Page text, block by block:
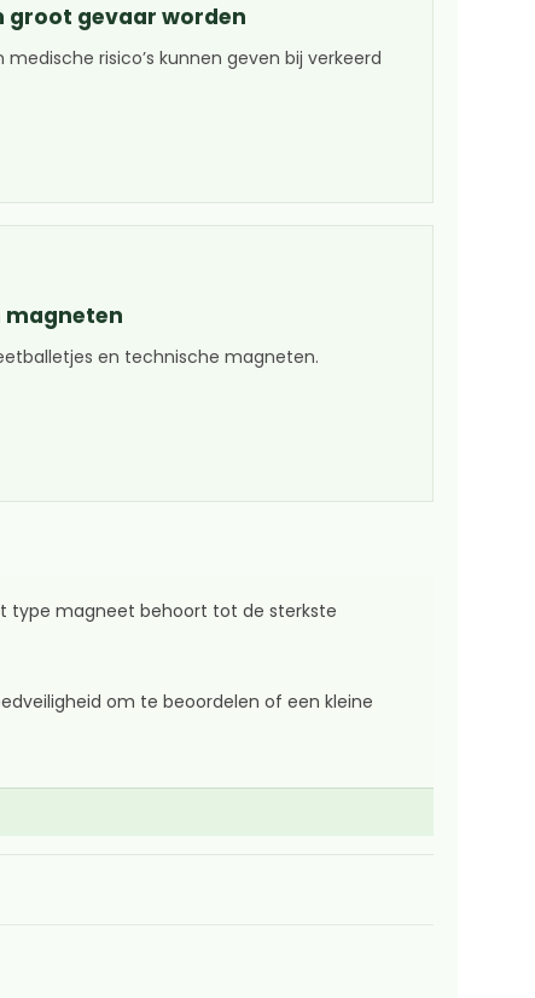
gevaar worden
risico’s kunnen geven bij verkeerd
magneten
en technische magneten.
type magneet behoort tot de sterkste
om te beoordelen of een kleine